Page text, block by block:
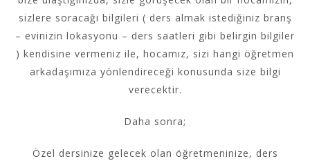
sizlere soracağı bilgileri ( ders almak istediğiniz branş
– evinizin lokasyonu – ders saatleri gibi belirgin bilgiler
) kendisine vermeniz ile, hocamız, sizi hangi öğretmen
arkadaşımıza yönlendireceği konusunda size bilgi
verecektir.
Daha sonra;
Özel dersinize gelecek olan öğretmeninize, ders